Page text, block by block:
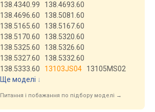
138.4340.99
138.4693.60
138.4696.60
138.5081.60
138.5165.60
138.5167.60
138.5170.60
138.5320.60
138.5325.60
138.5326.60
138.5327.60
138.5332.60
138.5333.60
13103JS04
13105MS02
Ще моделі ↓
Питання і побажання по підбору моделі →